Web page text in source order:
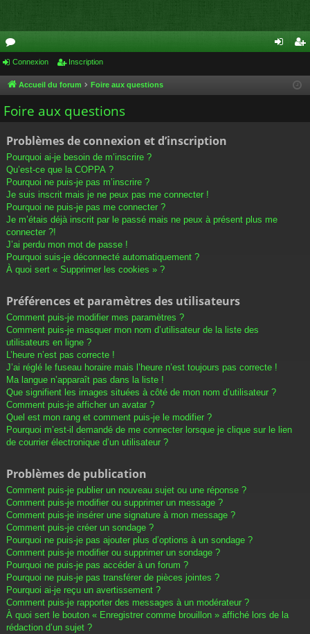
or
u
m
cri
Connexion Inscription
Accueil du forum Foire aux questions
Foire aux questions
Problèmes de connexion et d’inscription
Pourquoi ai-je besoin de m’inscrire ?
Qu’est-ce que la COPPA ?
Pourquoi ne puis-je pas m’inscrire ?
Je suis inscrit mais je ne peux pas me connecter !
Pourquoi ne puis-je pas me connecter ?
Je m’étais déjà inscrit par le passé mais ne peux à présent plus me
connecter ?!
J’ai perdu mon mot de passe !
Pourquoi suis-je déconnecté automatiquement ?
À quoi sert « Supprimer les cookies » ?
Préférences et paramètres des utilisateurs
Comment puis-je modifier mes paramètres ?
Comment puis-je masquer mon nom d’utilisateur de la liste des
utilisateurs en ligne ?
L’heure n’est pas correcte !
J’ai réglé le fuseau horaire mais l’heure n’est toujours pas correcte !
Ma langue n’apparaît pas dans la liste !
Que signifient les images situées à côté de mon nom d’utilisateur ?
Comment puis-je afficher un avatar ?
Quel est mon rang et comment puis-je le modifier ?
Pourquoi m’est-il demandé de me connecter lorsque je clique sur le lien
de courrier électronique d’un utilisateur ?
Problèmes de publication
Comment puis-je publier un nouveau sujet ou une réponse ?
Comment puis-je modifier ou supprimer un message ?
Comment puis-je insérer une signature à mon message ?
Comment puis-je créer un sondage ?
Pourquoi ne puis-je pas ajouter plus d’options à un sondage ?
Comment puis-je modifier ou supprimer un sondage ?
Pourquoi ne puis-je pas accéder à un forum ?
Pourquoi ne puis-je pas transférer de pièces jointes ?
Pourquoi ai-je reçu un avertissement ?
Comment puis-je rapporter des messages à un modérateur ?
À quoi sert le bouton « Enregistrer comme brouillon » affiché lors de la
rédaction d’un sujet ?